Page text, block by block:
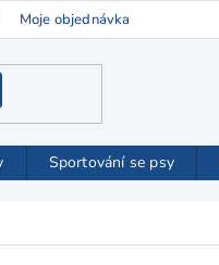
Moje objednávka
Sportování se psy